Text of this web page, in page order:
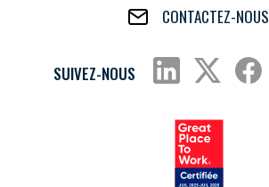
CONTACTEZ-NOUS
SUIVEZ-NOUS